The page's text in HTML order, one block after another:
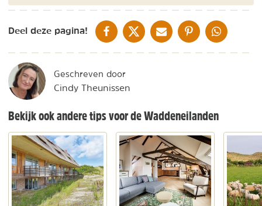
Deel deze pagina! DELEN OP FACEBOOK
DELEN OP XDELEN VIA DE MAIL
DELEN OP PINTEREST
DELEN OP
Geschreven door
Cindy Theunissen
Bekijk ook andere tips voor de Waddeneilanden